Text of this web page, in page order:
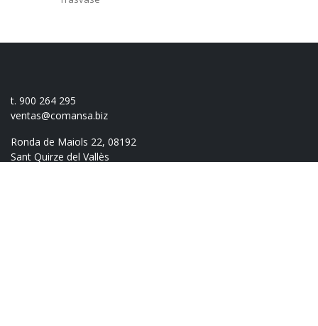
t. 900 264 295
ventas@comansa.biz
Ronda de Maiols 22, 08192
Sant Quirze del Vallès